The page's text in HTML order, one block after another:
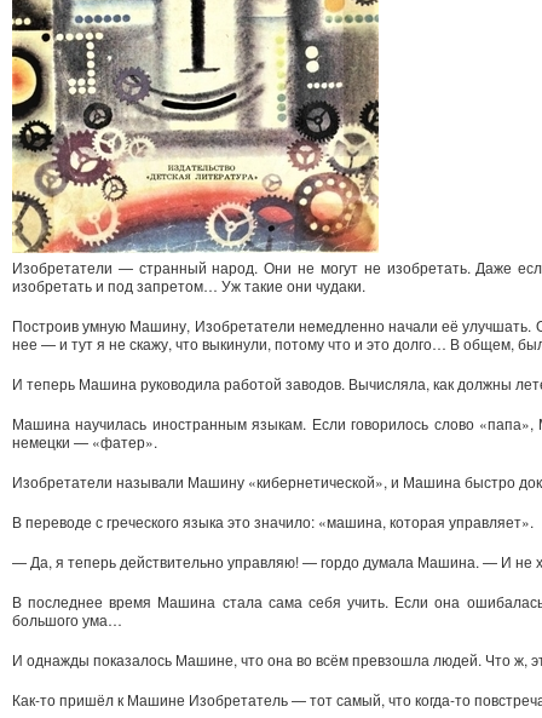
Изобретатели — странный народ. Они не могут не изобретать. Даже
изобретать и под запретом… Уж такие они чудаки.
Построив умную Машину, Изобретатели немедленно начали её улучшать.
нее — и тут я не скажу, что выкинули, потому что и это долго… В общем,
И теперь Машина руководила работой заводов. Вычисляла, как должны
Машина научилась иностранным языкам. Если говорилось слово
немецки — «фатер».
Изобретатели называли Машину «кибернетической», и Машина быстро
В переводе с греческого языка это значило: «машина, которая управляет».
— Да, я теперь действительно управляю! — гордо думала Машина. — И не
В последнее время Машина стала сама себя учить. Если она
большого ума…
И однажды показалось Машине, что она во всём превзошла людей. Что ж,
Как-то пришёл к Машине Изобретатель — тот самый, что когда-то